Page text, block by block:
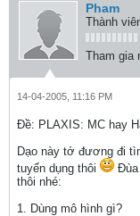
Pham
Thành
Tham gia
14-04-2005, 11:16 PM
Ðề: PLAXIS: MC hay
Dạo này tớ đương đi
tuyển dụng thôi
Đùa
thôi nhé:
1. Dùng mô hình gì?